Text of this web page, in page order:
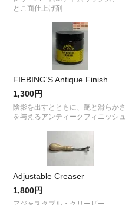
とこ面仕上げ剤
FIEBING'S Antique Finish
1,300円
陰影を出すとともに、艶と滑らかさ
を与えるアンティークフィニッシュ
Adjustable Creaser
1,800円